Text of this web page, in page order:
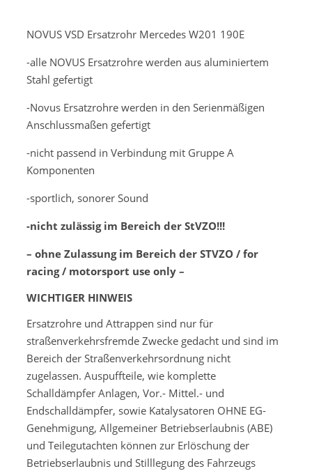
NOVUS VSD Ersatzrohr Mercedes W201 190E
-alle NOVUS Ersatzrohre werden aus aluminiertem
Stahl gefertigt
-Novus Ersatzrohre werden in den Serienmäßigen
Anschlussmaßen gefertigt
-nicht passend in Verbindung mit Gruppe A
Komponenten
-sportlich, sonorer Sound
-nicht zulässig im Bereich der StVZO!!!
– ohne Zulassung im Bereich der STVZO / for
racing / motorsport use only –
WICHTIGER HINWEIS
Ersatzrohre und Attrappen sind nur für
straßenverkehrsfremde Zwecke gedacht und sind im
Bereich der Straßenverkehrsordnung nicht
zugelassen. Auspuffteile, wie komplette
Schalldämpfer Anlagen, Vor.- Mittel.- und
Endschalldämpfer, sowie Katalysatoren OHNE EG-
Genehmigung, Allgemeiner Betriebserlaubnis (ABE)
und Teilegutachten können zur Erlöschung der
Betriebserlaubnis und Stilllegung des Fahrzeugs